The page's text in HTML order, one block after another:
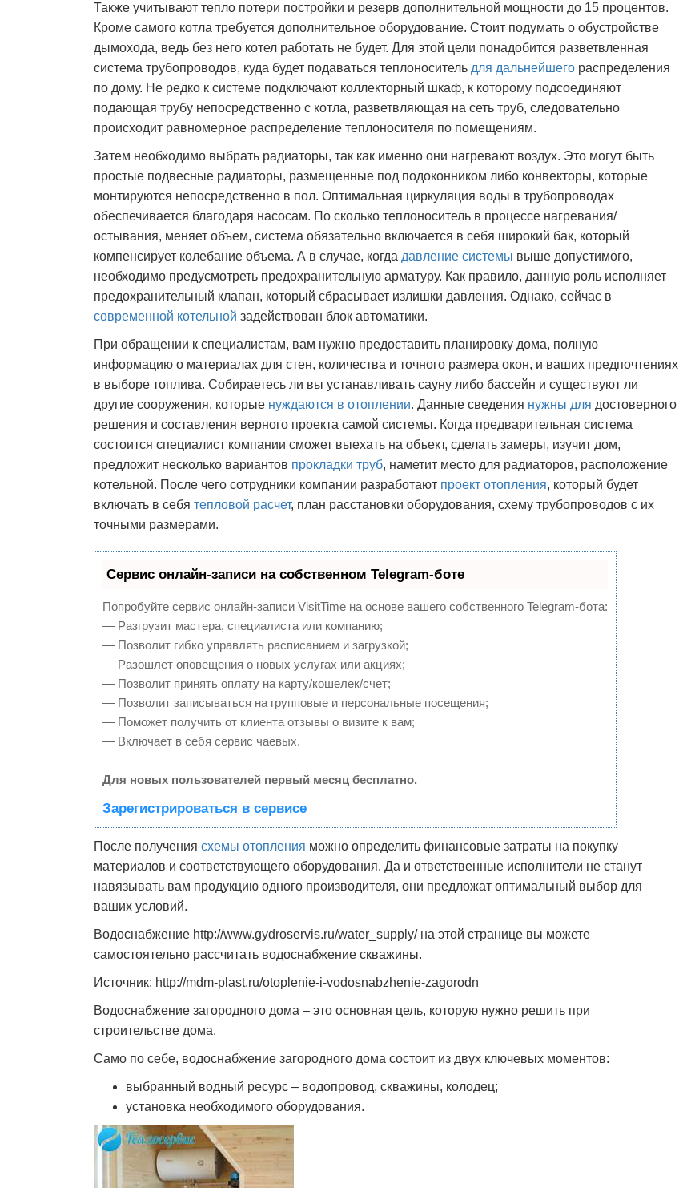
Также учитывают тепло потери постройки и резерв дополнительной мощности до 15 процентов.
Кроме самого котла требуется дополнительное оборудование. Стоит подумать о обустройстве
дымохода, ведь без него котел работать не будет. Для этой цели понадобится разветвленная
система трубопроводов, куда будет подаваться теплоноситель для дальнейшего распределения
по дому. Не редко к системе подключают коллекторный шкаф, к которому подсоединяют
подающая трубу непосредственно с котла, разветвляющая на сеть труб, следовательно
происходит равномерное распределение теплоносителя по помещениям.
Затем необходимо выбрать радиаторы, так как именно они нагревают воздух. Это могут быть
простые подвесные радиаторы, размещенные под подоконником либо конвекторы, которые
монтируются непосредственно в пол. Оптимальная циркуляция воды в трубопроводах
обеспечивается благодаря насосам. По сколько теплоноситель в процессе нагревания/
остывания, меняет объем, система обязательно включается в себя широкий бак, который
компенсирует колебание объема. А в случае, когда давление системы выше допустимого,
необходимо предусмотреть предохранительную арматуру. Как правило, данную роль исполняет
предохранительный клапан, который сбрасывает излишки давления. Однако, сейчас в
современной котельной задействован блок автоматики.
При обращении к специалистам, вам нужно предоставить планировку дома, полную
информацию о материалах для стен, количества и точного размера окон, и ваших предпочтениях
в выборе топлива. Собираетесь ли вы устанавливать сауну либо бассейн и существуют ли
другие сооружения, которые нуждаются в отоплении. Данные сведения нужны для достоверного
решения и составления верного проекта самой системы. Когда предварительная система
состоится специалист компании сможет выехать на объект, сделать замеры, изучит дом,
предложит несколько вариантов прокладки труб, наметит место для радиаторов, расположение
котельной. После чего сотрудники компании разработают проект отопления, который будет
включать в себя тепловой расчет, план расстановки оборудования, схему трубопроводов с их
точными размерами.
Сервис онлайн-записи на собственном Telegram-боте
Попробуйте сервис онлайн-записи VisitTime на основе вашего собственного Telegram-бота:
— Разгрузит мастера, специалиста или компанию;
— Позволит гибко управлять расписанием и загрузкой;
— Разошлет оповещения о новых услугах или акциях;
— Позволит принять оплату на карту/кошелек/счет;
— Позволит записываться на групповые и персональные посещения;
— Поможет получить от клиента отзывы о визите к вам;
— Включает в себя сервис чаевых.
Для новых пользователей первый месяц бесплатно.
Зарегистрироваться в сервисе
После получения схемы отопления можно определить финансовые затраты на покупку
материалов и соответствующего оборудования. Да и ответственные исполнители не станут
навязывать вам продукцию одного производителя, они предложат оптимальный выбор для
ваших условий.
Водоснабжение http://www.gydroservis.ru/water_supply/ на этой странице вы можете
самостоятельно рассчитать водоснабжение скважины.
Источник: http://mdm-plast.ru/otoplenie-i-vodosnabzhenie-zagorodn
Водоснабжение загородного дома – это основная цель, которую нужно решить при
строительстве дома.
Само по себе, водоснабжение загородного дома состоит из двух ключевых моментов:
выбранный водный ресурс – водопровод, скважины, колодец;
установка необходимого оборудования.